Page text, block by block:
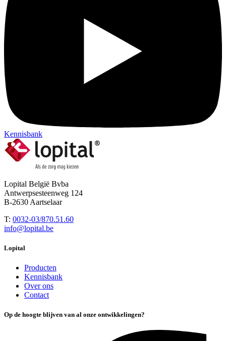
Kennisbank
Lopital België Bvba
Antwerpsesteenweg 124
B-2630 Aartselaar
T: 0032-03/870.51.60
info@lopital.be
Lopital
Producten
Kennisbank
Over ons
Contact
Op de hoogte blijven van al onze ontwikkelingen?